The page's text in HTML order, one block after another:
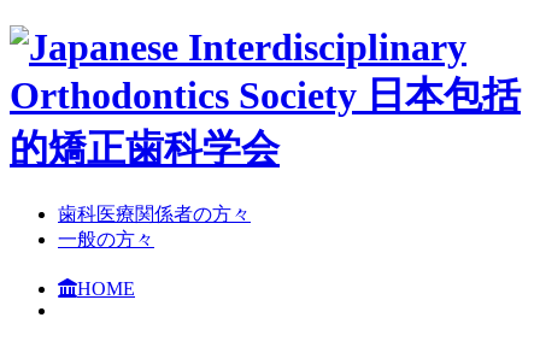
⻭科医療関係者の方々
⼀般の⽅々
HOME